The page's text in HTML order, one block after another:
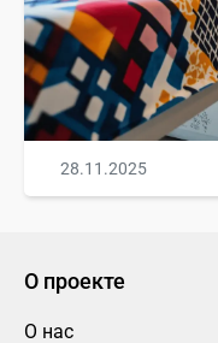
28.11.2025
О проекте
О нас